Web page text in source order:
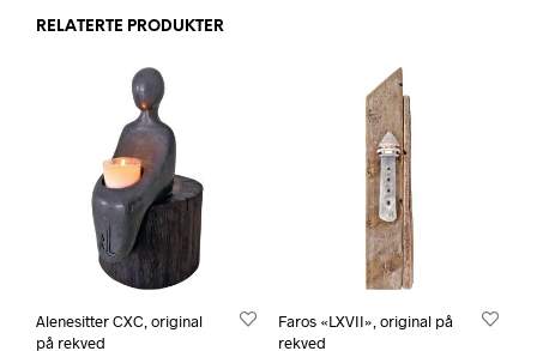
RELATERTE PRODUKTER
Alenesitter CXC, original
på rekved
Faros «LXVII», original på
rekved